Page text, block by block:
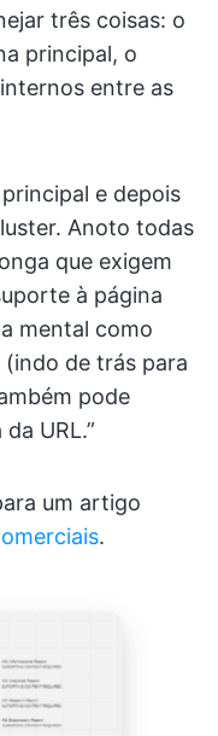
três coisas: o
principal, o
entre as
e depois
Anoto todas
que exigem
à página
mental como
de trás para
pode
URL.”
um artigo
.